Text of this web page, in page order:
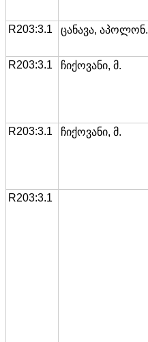
R203:3.1 ცანავა, აპოლონ.
R203:3.1 ჩიქოვანი, მ.
R203:3.1 ჩიქოვანი, მ.
R203:3.1